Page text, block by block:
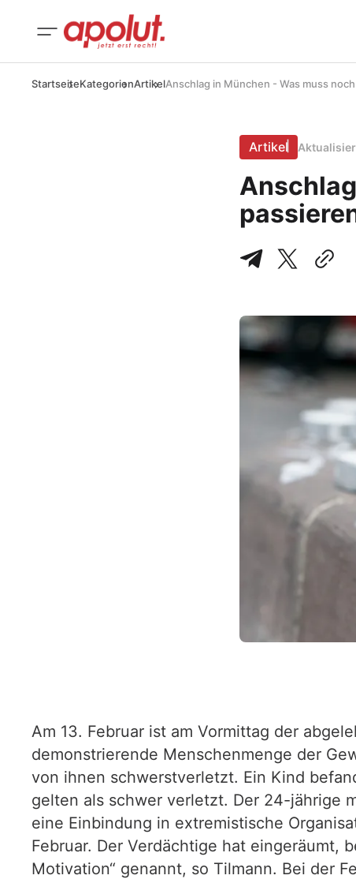
StartseiteKategorienArtikelAnschlag in München - Was muss
Artikel
Am 13. Februar ist am Vormittag der
demonstrierende Menschenmenge der
von ihnen schwerstverletzt. Ein Kind
gelten als schwer verletzt. Der 24-jährige
eine Einbindung in extremistische
Februar. Der Verdächtige hat eingeräumt,
Motivation“ genannt, so Tilmann. Bei der